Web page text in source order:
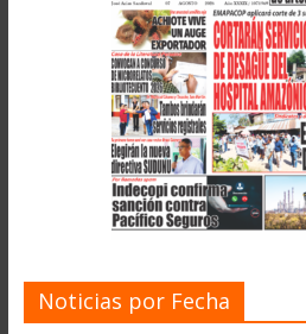
Noticias por Fecha